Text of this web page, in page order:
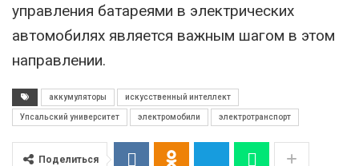
управления батареями в электрических
автомобилях является важным шагом в этом
направлении.
аккумуляторы искусственный интеллект
Упсальский университет электромобили электротранспорт
Поделиться